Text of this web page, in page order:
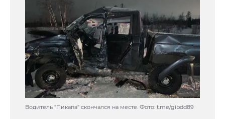
Водитель "Пикапа" скончался на месте. Фото: t.me/gibdd89